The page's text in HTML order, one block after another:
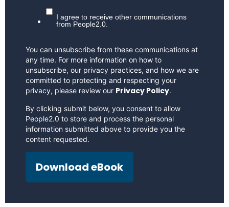
I agree to receive other communications
from People2.0.
You can unsubscribe from these communications at
any time. For more information on how to
unsubscribe, our privacy practices, and how we are
committed to protecting and respecting your
privacy, please review our Privacy Policy.
By clicking submit below, you consent to allow
People2.0 to store and process the personal
information submitted above to provide you the
content requested.